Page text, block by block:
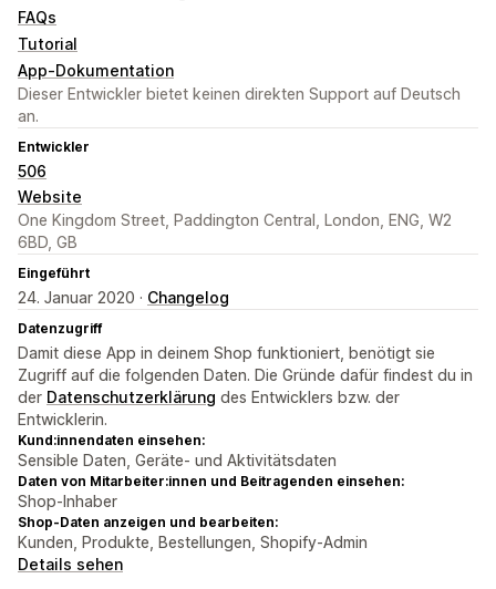
FAQs
Tutorial
App-Dokumentation
Dieser Entwickler bietet keinen direkten Support auf Deutsch
an.
Entwickler
506
Website
One Kingdom Street, Paddington Central, London, ENG, W2
6BD, GB
Eingeführt
24. Januar 2020 · Changelog
Datenzugriff
Damit diese App in deinem Shop funktioniert, benötigt sie
Zugriff auf die folgenden Daten. Die Gründe dafür findest du in
der Datenschutzerklärung des Entwicklers bzw. der
Entwicklerin.
Kund:innendaten einsehen:
Sensible Daten, Geräte- und Aktivitätsdaten
Daten von Mitarbeiter:innen und Beitragenden einsehen:
Shop-Inhaber
Shop-Daten anzeigen und bearbeiten:
Kunden, Produkte, Bestellungen, Shopify-Admin
Details sehen